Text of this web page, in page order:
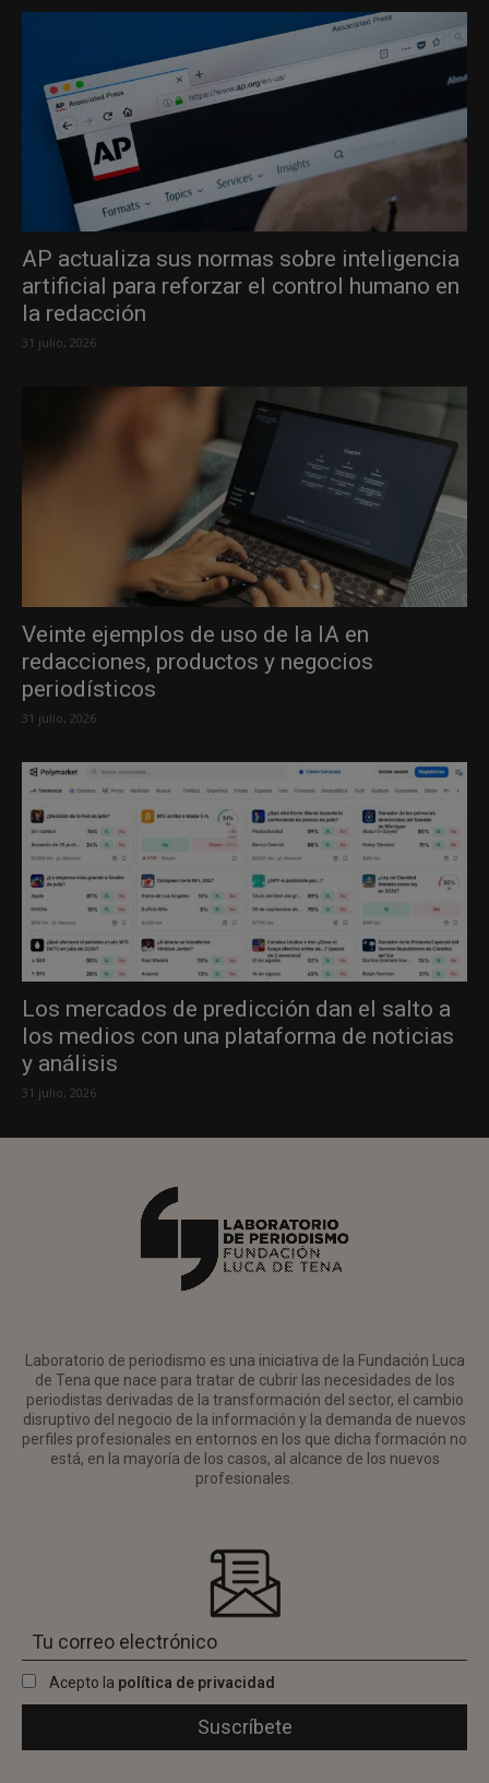
AP actualiza sus normas sobre inteligencia
artificial para reforzar el control humano en
la redacción
31 julio, 2026
Veinte ejemplos de uso de la IA en
redacciones, productos y negocios
periodísticos
31 julio, 2026
Los mercados de predicción dan el salto a
los medios con una plataforma de noticias
y análisis
31 julio, 2026
Laboratorio de periodismo es una iniciativa de la Fundación Luca
de Tena que nace para tratar de cubrir las necesidades de los
periodistas derivadas de la transformación del sector, el cambio
disruptivo del negocio de la información y la demanda de nuevos
perfiles profesionales en entornos en los que dicha formación no
está, en la mayoría de los casos, al alcance de los nuevos
profesionales.
Acepto la política de privacidad